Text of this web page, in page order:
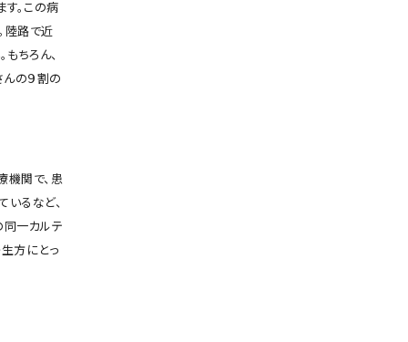
。この病
陸路で近
ちろん、
の９割の
機関で、患
いるなど、
同一カルテ
方にとっ